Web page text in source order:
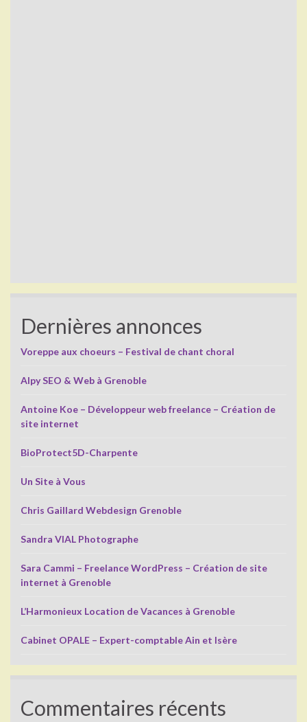
Dernières annonces
Voreppe aux choeurs – Festival de chant choral
Alpy SEO & Web à Grenoble
Antoine Koe – Développeur web freelance – Création de
site internet
BioProtect5D-Charpente
Un Site à Vous
Chris Gaillard Webdesign Grenoble
Sandra VIAL Photographe
Sara Cammi – Freelance WordPress – Création de site
internet à Grenoble
L’Harmonieux Location de Vacances à Grenoble
Cabinet OPALE – Expert-comptable Ain et Isère
Commentaires récents